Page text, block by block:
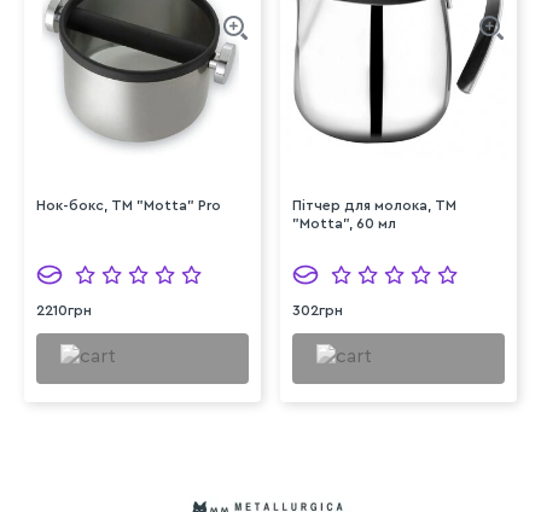
Нок-бокс, ТМ "Motta" Pro
2210грн
Пітчер для молока, ТМ
"Motta", 60 мл
302грн